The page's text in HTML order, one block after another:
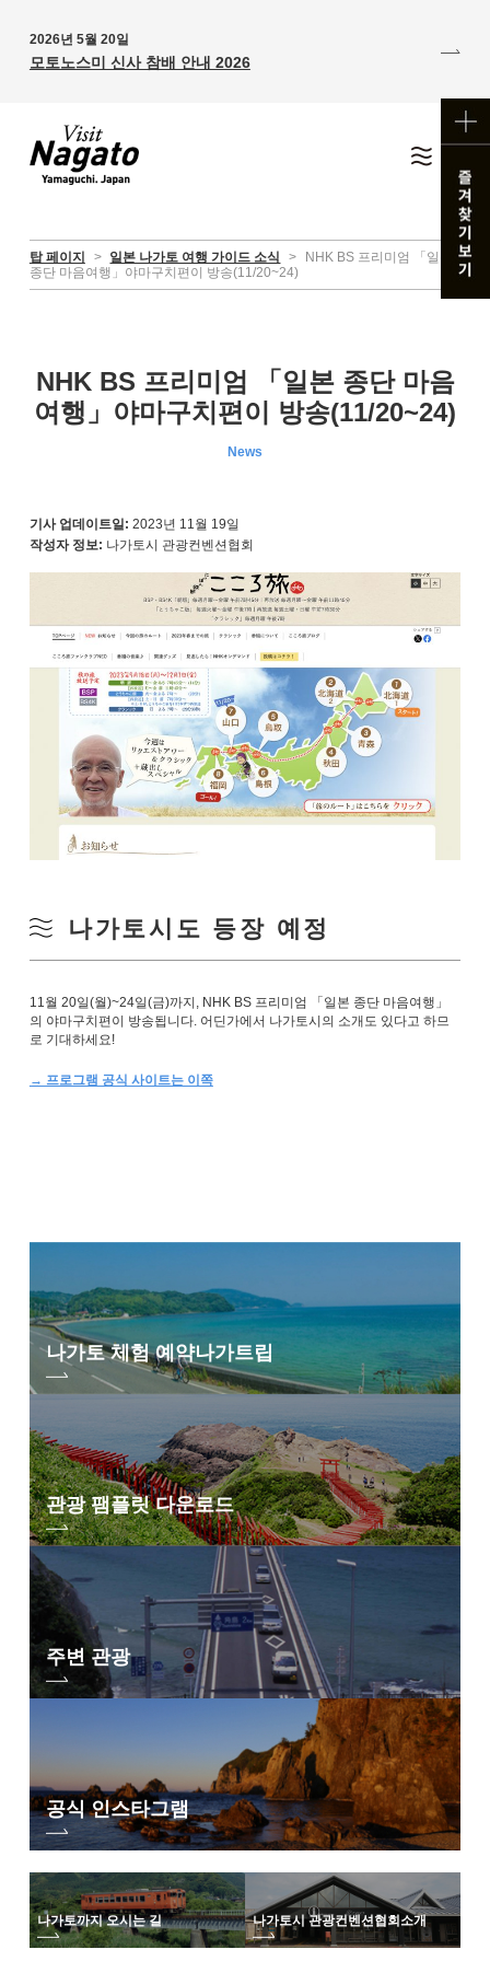
2026년 5월 20일
모토노스미 신사 참배 안내 2026
탑 페이지 > 일본 나가토 여행 가이드 소식 >
NHK BS 프리미엄 「일본
종단 마음여행」야마구치편이 방송(11/20~24)
NHK BS 프리미엄 「일본 종단 마음
여행」야마구치편이 방송(11/20~24)
News
기사 업데이트일: 2023년 11월 19일
작성자 정보: 나가토시 관광컨벤션협회
나가토시도 등장 예정
11월 20일(월)~24일(금)까지, NHK BS 프리미엄 「일본 종단 마음여행」
의 야마구치편이 방송됩니다. 어딘가에서 나가토시의 소개도 있다고 하므
로 기대하세요!
→ 프로그램 공식 사이트는 이쪽
나가토 체험 예약나가트립
관광 팸플릿 다운로드
주변 관광
공식 인스타그램
나가토까지 오시는 길 나가토시 관광컨벤션협회소개